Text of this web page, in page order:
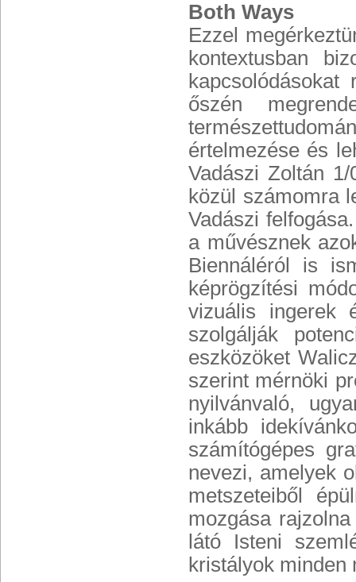
Both Ways
Ezzel
kontextusban
őszén
értelmezése és
Vadászi Zoltán
közül számomra
Vadászi
a művésznek
Biennáléról is
képrögzítési
vizuális ingerek
szolgálják
eszközöket
szerint mérnöki
nyilvánvaló,
inkább
számítógépes
nevezi, amelyek
metszeteiből
mozgása
látó Isteni
kristályok minden